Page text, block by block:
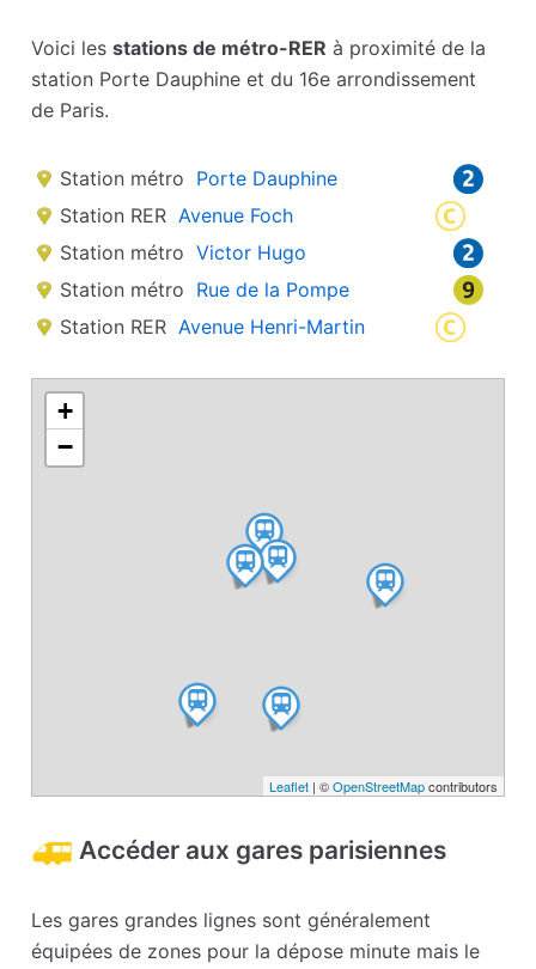
Voici lesstations de métro-RER à proximité de la
station Porte Dauphine et du 16e arrondissement
de Paris.
Station métro Porte Dauphine
Station RER Avenue Foch
Station métro Victor Hugo
Station métro Rue de la Pompe
Station RER Avenue Henri-Martin
+
−
Leaflet| ©OpenStreetMapcontributors
Accéder aux gares parisiennes
Les gares grandes lignes sont généralement
équipées de zones pour la dépose minute mais le